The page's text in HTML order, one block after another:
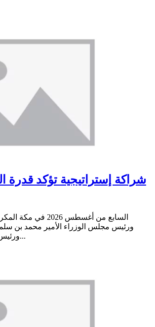
شراكة إستراتيجية تؤكد قدرة
السابع من أغسطس
ورئيس مجلس الوزراء الأمير محمد بن
ورئيس الوزراء الباكستاني...